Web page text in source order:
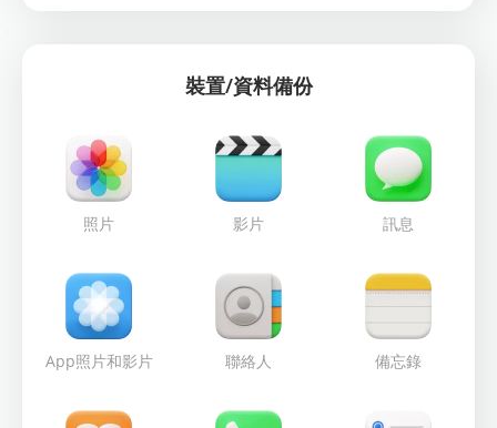
裝置/資料備份
照片 影片 訊息
App照片和影片 聯絡人 備忘錄